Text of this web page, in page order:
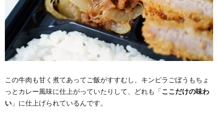
この牛肉も甘く煮てあってご飯がすすむし、キンピラごぼうもちょ
っとカレー風味に仕上がっていたりして、どれも「ここだけの味わ
い 」に仕上げられているんです。